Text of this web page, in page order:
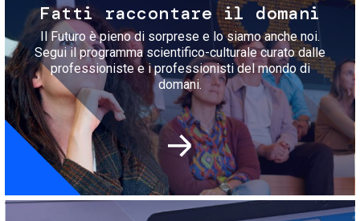
Fatti raccontare il domani
Il Futuro è pieno di sorprese e lo siamo anche noi.
Segui il programma scientifico-culturale curato dalle
professioniste e i professionisti del mondo di
domani.
Immagine